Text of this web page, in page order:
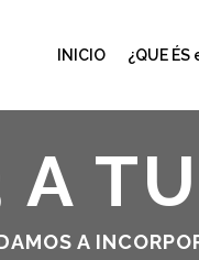
INICIO ¿QUE ÉS
A
A